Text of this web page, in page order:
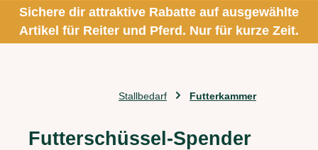
Sichere dir attraktive Rabatte auf ausgewählte
Artikel für Reiter und Pferd. Nur für kurze Zeit.
Stallbedarf Futterkammer
Futterschüssel-Spender